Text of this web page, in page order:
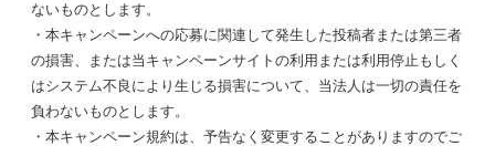
ないものとします。
・本キャンペーンへの応募に関連して発生した投稿者または第三者
の損害、または当キャンペーンサイトの利用または利用停止もしく
はシステム不良により生じる損害について、当法人は一切の責任を
負わないものとします。
・本キャンペーン規約は、予告なく変更することがありますのでご